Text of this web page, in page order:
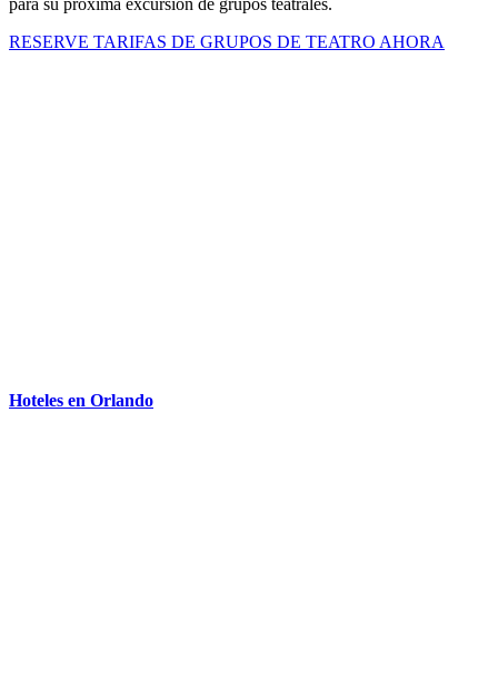
RESERVE TARIFAS DE GRUPOS DE TEATRO AHORA
Hoteles en Orlando